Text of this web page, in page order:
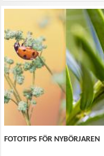
FOTOTIPS FÖR NYBÖRJAREN